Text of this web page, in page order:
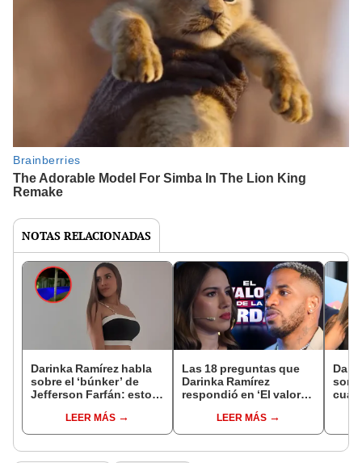
NOTAS RELACIONADAS
Darinka Ramírez habla
sobre el ‘búnker’ de
Jefferson Farfán: esto
dentro de su casa
LEER MÁS
Las 18 preguntas que
Darinka Ramírez
respondió en ‘El valor
ganó S/20.000
LEER MÁS